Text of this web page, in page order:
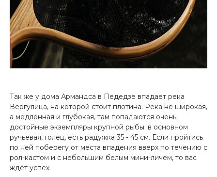
Так же у дома Армандса в Педедзе впадает река
Вергулица, на которой стоит плотина. Река не широкая,
а медленная и глубокая, там попадаются очень
достойные экземпляры крупной рыбы: в основном
ручьевая, голец, есть радужка 35 - 45 см. Если пройтись
по ней поберегу от места впадения вверх по течению с
рол-кастом и с небольшим белым мини-личем, то вас
ждёт успех.